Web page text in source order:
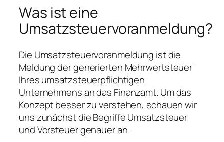
Was ist eine
Umsatzsteuervoranmeldung?
Die Umsatzsteuervoranmeldung ist die
Meldung der generierten Mehrwertsteuer
Ihres umsatzsteuerpflichtigen
Unternehmens an das Finanzamt. Um das
Konzept besser zu verstehen, schauen wir
uns zunächst die Begriffe Umsatzsteuer
und Vorsteuer genauer an.